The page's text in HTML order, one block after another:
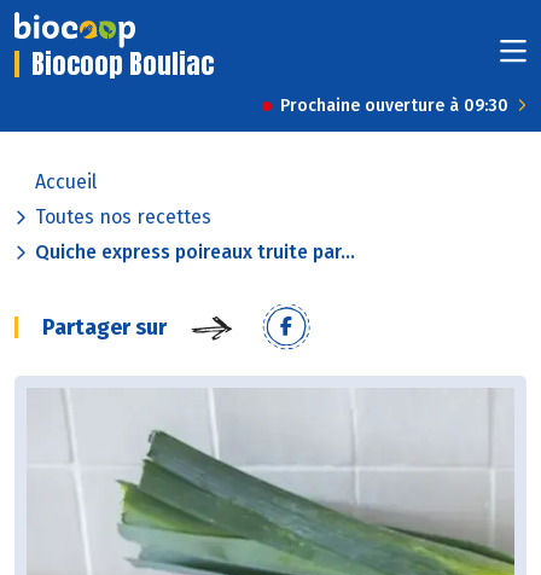
Biocoop Bouliac
Prochaine ouverture à 09:30
Accueil
Toutes nos recettes
Quiche express poireaux truite par...
Partager sur